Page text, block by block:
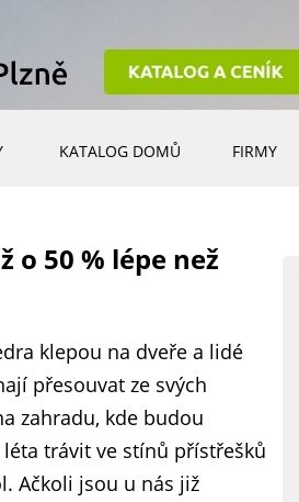
KATALOG DOMŮ FIRMY
o 50 % lépe než
klepou na dveře a lidé
přesouvat ze svých
zahradu, kde budou
trávit ve stínů přístřešků
Ačkoli jsou u nás již